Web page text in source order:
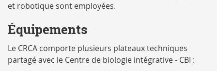
et robotique sont employées.
Équipements
Le CRCA comporte plusieurs plateaux techniques
partagé avec le Centre de biologie intégrative - CBI :